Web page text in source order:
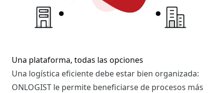
Una plataforma, todas las opciones
Una logística eficiente debe estar bien organizada:
ONLOGIST le permite beneficiarse de procesos más